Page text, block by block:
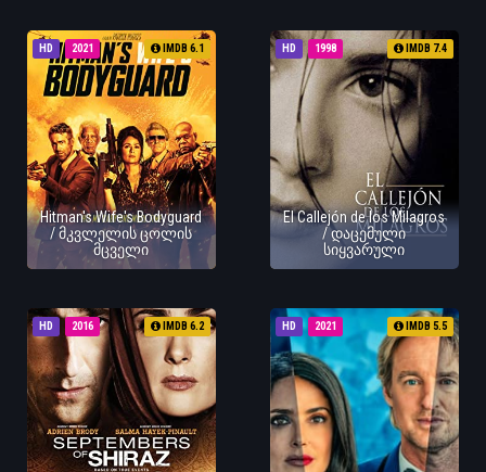
HD 2021 IMDB 6.1
Hitman's Wife's Bodyguard
/ მკვლელის ცოლის
მცველი
HD 1998 IMDB 7.4
El Callejón de los Milagros
/ დაცემული
სიყვარული
HD 2016 IMDB 6.2 HD 2021 IMDB 5.5